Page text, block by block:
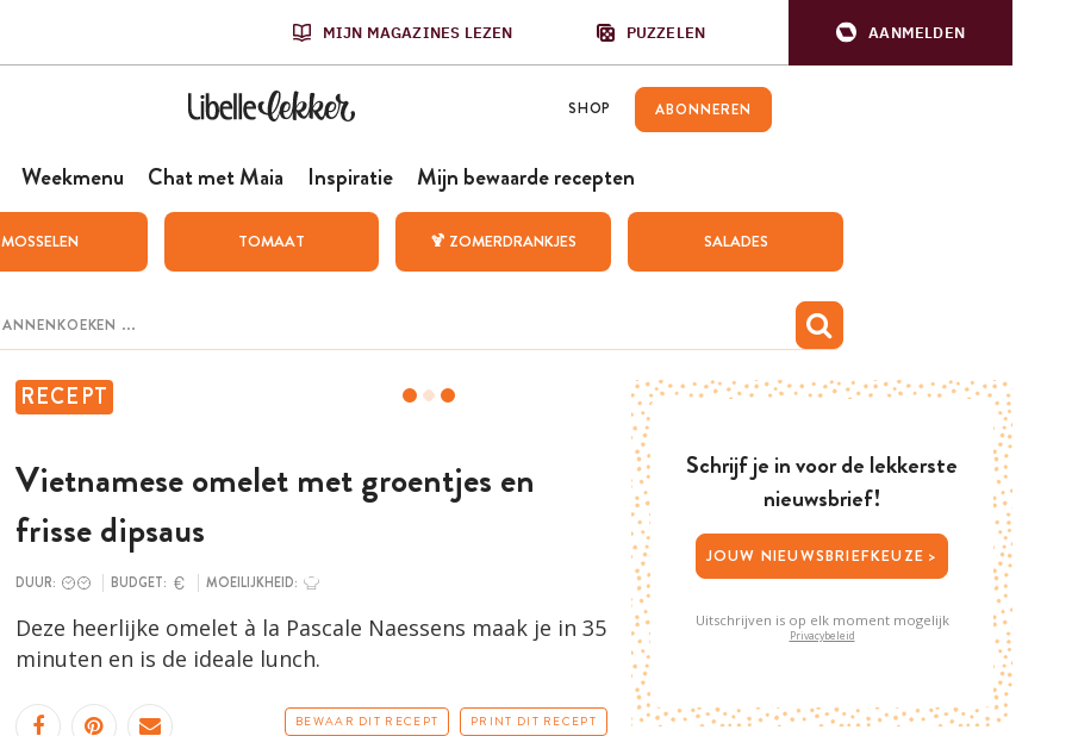
MIJN MAGAZINES LEZEN PUZZELEN AANMELDEN
SHOP ABONNEREN
Weekmenu Chat met Maia Inspiratie Mijn bewaarde recepten
MOSSELEN TOMAAT 🍹 ZOMERDRANKJES SALADES
RECEPT
Vietnamese omelet met groentjes en
frisse dipsaus
DUUR: BUDGET: MOEILIJKHEID:
Deze heerlijke omelet à la Pascale Naessens maak je in 35
minuten en is de ideale lunch.
BEWAAR DIT RECEPT PRINT DIT RECEPT
Schrijf je in voor de lekkerste
nieuwsbrief!
JOUW NIEUWSBRIEFKEUZE >
Uitschrijven is op elk moment mogelijk
Privacybeleid